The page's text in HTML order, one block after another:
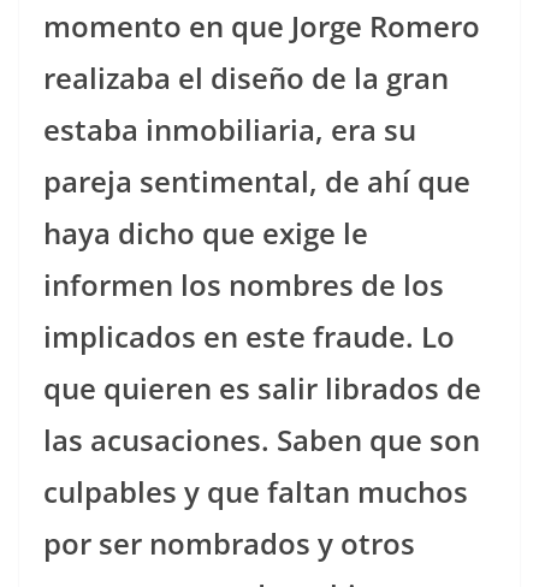
momento en que Jorge Romero
realizaba el diseño de la gran
estaba inmobiliaria, era su
pareja sentimental, de ahí que
haya dicho que exige le
informen los nombres de los
implicados en este fraude. Lo
que quieren es salir librados de
las acusaciones. Saben que son
culpables y que faltan muchos
por ser nombrados y otros